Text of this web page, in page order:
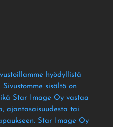
hyödyllistä
. Sivustomme sisältö on
Star Image Oy vastaa
, ajantasaisuudesta tai
. Star Image Oy